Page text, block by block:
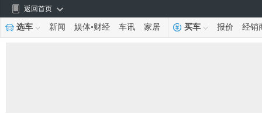
返回首页
选车 新闻 娱体•财经 车讯 家居 买车 报价 经销